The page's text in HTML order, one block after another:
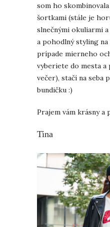
som ho
šortkami (stále je
slnečnými okuliarmi
a pohodlný styling
prípade mierneho
vyberiete do mesta
večer), stačí na seba
bundičku :)
Prajem vám krásny a
Tina